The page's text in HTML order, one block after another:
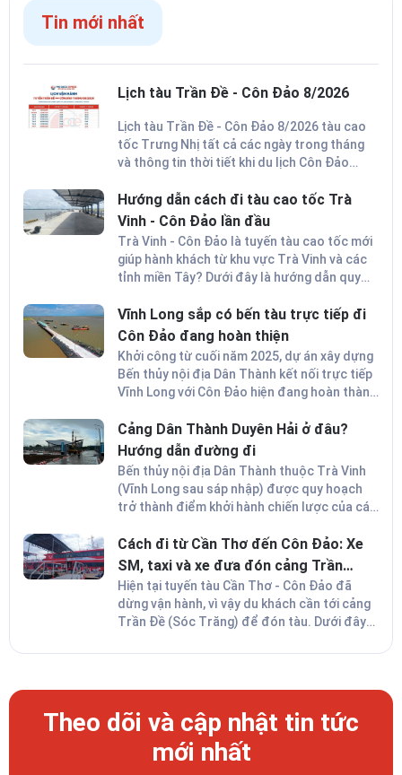
Tin mới nhất
Lịch tàu Trần Đề - Côn Đảo 8/2026
Lịch tàu Trần Đề - Côn Đảo 8/2026 tàu cao
tốc Trưng Nhị tất cả các ngày trong tháng
và thông tin thời tiết khi du lịch Côn Đảo
thuận lợi nhất.
Hướng dẫn cách đi tàu cao tốc Trà
Vinh - Côn Đảo lần đầu
Trà Vinh - Côn Đảo là tuyến tàu cao tốc mới
giúp hành khách từ khu vực Trà Vinh và các
tỉnh miền Tây? Dưới đây là hướng dẫn quy
toàn.
Vĩnh Long sắp có bến tàu trực tiếp đi
Côn Đảo đang hoàn thiện
Khởi công từ cuối năm 2025, dự án xây dựng
Bến thủy nội địa Dân Thành kết nối trực tiếp
Vĩnh Long với Côn Đảo hiện đang hoàn thành
vốn đầu tư gần 80 tỷ đồng hứa hẹn sẽ mở ra
bước đột phá cho du lịch địa phương và
vùng Đồng bằng sông Cửu Long (ĐBSCL).
Cảng Dân Thành Duyên Hải ở đâu?
Hướng dẫn đường đi
Bến thủy nội địa Dân Thành thuộc Trà Vinh
(Vĩnh Long sau sáp nhập) được quy hoạch
trở thành điểm khởi hành chiến lược của các
Thành Duyên Hải ở đâu? Cách di chuyển đến
và đón tàu cao tốc như thế nào? Dưới đây là
hướng dẫn cách đi tàu Trà Vinh - Côn Đảo
chi tiết nhất.
Cách đi từ Cần Thơ đến Côn Đảo: Xe
SM, taxi và xe đưa đón cảng Trần
Đề
Hiện tại tuyến tàu Cần Thơ - Côn Đảo đã
dừng vận hành, vì vậy du khách cần tới cảng
Trần Đề (Sóc Trăng) để đón tàu. Dưới đây
SM, taxi và xe đưa đón tới cảng Trần Đề giúp
Theo dõi và cập nhật tin tức
mới nhất